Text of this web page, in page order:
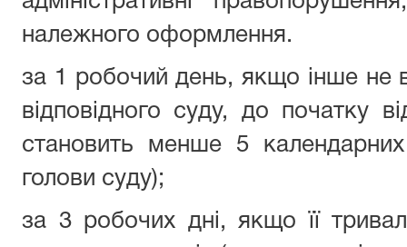
належного оформлення.
за 1 робочий день, якщо інше не
відповідного суду, до початку
становить менше 5
голови суду);
за 3 робочих дні, якщо її